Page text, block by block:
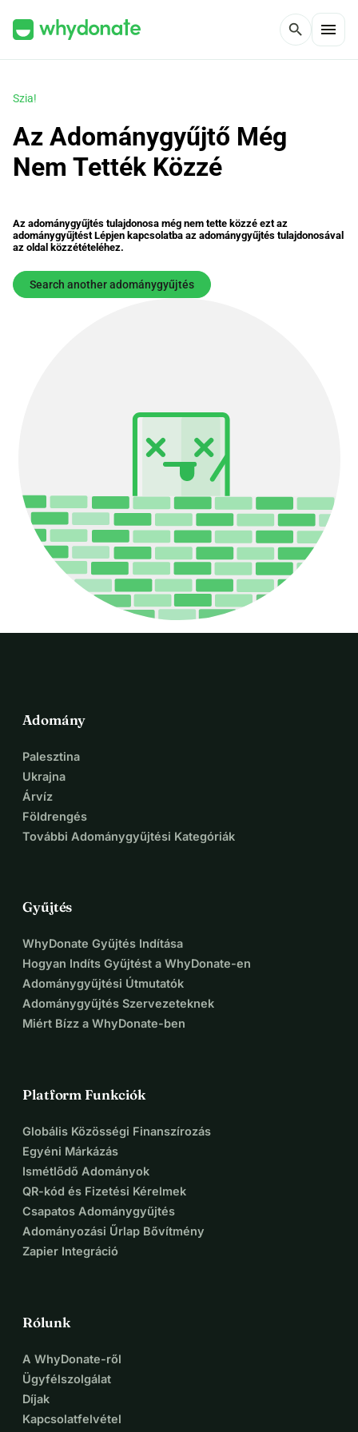
search menu
Szia!
Az Adománygyűjtő Még
Nem Tették Közzé
Az adománygyűjtés tulajdonosa még nem tette közzé ezt az
adománygyűjtést Lépjen kapcsolatba az adománygyűjtés tulajdonosával
az oldal közzétételéhez.
Search another adománygyűjtés
Adomány
Palesztina
Ukrajna
Árvíz
Földrengés
További Adománygyűjtési Kategóriák
Gyűjtés
WhyDonate Gyűjtés Indítása
Hogyan Indíts Gyűjtést a WhyDonate-en
Adománygyűjtési Útmutatók
Adománygyűjtés Szervezeteknek
Miért Bízz a WhyDonate-ben
Platform Funkciók
Globális Közösségi Finanszírozás
Egyéni Márkázás
Ismétlődő Adományok
QR-kód és Fizetési Kérelmek
Csapatos Adománygyűjtés
Adományozási Űrlap Bővítmény
Zapier Integráció
Rólunk
A WhyDonate-ről
Ügyfélszolgálat
Díjak
Kapcsolatfelvétel